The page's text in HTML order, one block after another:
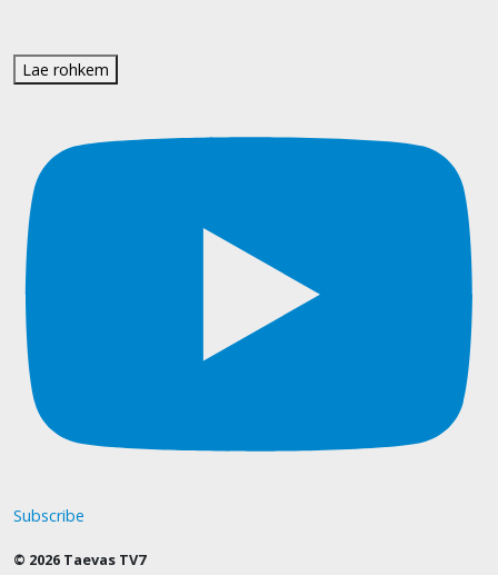
Lae rohkem
Subscribe
© 2026 Taevas TV7